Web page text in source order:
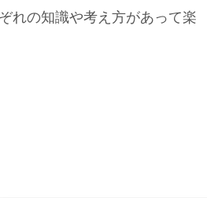
れの知識や考え方があって楽